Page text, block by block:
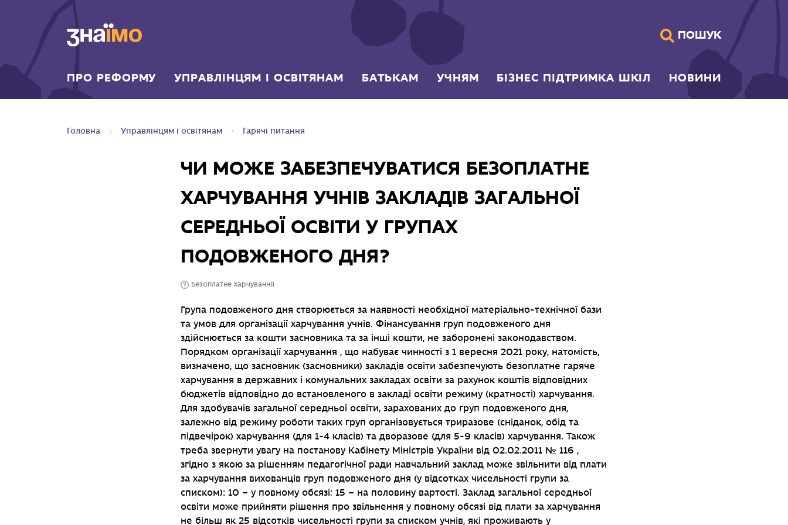
ПЕРЕЙТИ ДО
ГОЛОВНОГО
ВМІСТУ
ПОШУК
ПРО РЕФОРМУ УПРАВЛІНЦЯМ І ОСВІТЯНАМ БАТЬКАМ УЧНЯМ БІЗНЕС ПІДТРИМКА ШКІЛ НОВИНИ
Головна Управлінцям і освітянам Гарячі питання
ЧИ МОЖЕ ЗАБЕЗПЕЧУВАТИСЯ БЕЗОПЛАТНЕ
ХАРЧУВАННЯ УЧНІВ ЗАКЛАДІВ ЗАГАЛЬНОЇ
СЕРЕДНЬОЇ ОСВІТИ У ГРУПАХ
ПОДОВЖЕНОГО ДНЯ?
Безоплатне харчування
Група подовженого дня створюється за наявності необхідної матеріально-технічної бази
та умов для організації харчування учнів. Фінансування груп подовженого дня
здійснюється за кошти засновника та за інші кошти, не заборонені законодавством.
Порядком організації харчування , що набуває чинності з 1 вересня 2021 року, натомість,
визначено, що засновник (засновники) закладів освіти забезпечують безоплатне гаряче
харчування в державних і комунальних закладах освіти за рахунок коштів відповідних
бюджетів відповідно до встановленого в закладі освіти режиму (кратності) харчування.
Для здобувачів загальної середньої освіти, зарахованих до груп подовженого дня,
залежно від режиму роботи таких груп організовується триразове (сніданок, обід та
підвечірок) харчування (для 1-4 класів) та дворазове (для 5-9 класів) харчування. Також
треба звернути увагу на постанову Кабінету Міністрів України від 02.02.2011 № 116 ,
згідно з якою за рішенням педагогічної ради навчальний заклад може звільнити від плати
за харчування вихованців груп подовженого дня (у відсотках чисельності групи за
списком): 10 – у повному обсязі; 15 – на половину вартості. Заклад загальної середньої
освіти може прийняти рішення про звільнення у повному обсязі від плати за харчування
не більш як 25 відсотків чисельності групи за списком учнів, які проживають у